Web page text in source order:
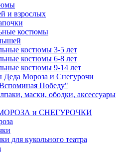
и взрослых
костюмы
костюмы 3-5 лет
костюмы 6-8 лет
костюмы 9-14 лет
Деда Мороза и Снегурочи
Победу"
маски, ободки, аксессуары
и СНЕГУРОЧКИ
для кукольного театра